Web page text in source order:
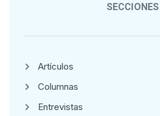
SECCIONES
Artículos
Columnas
Entrevistas